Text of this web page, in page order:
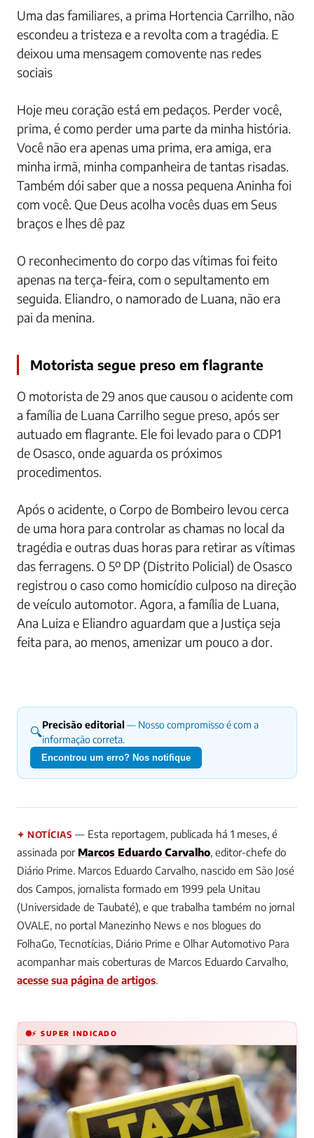
Uma das familiares, a prima Hortencia Carrilho, não
escondeu a tristeza e a revolta com a tragédia. E
deixou uma mensagem comovente nas redes
sociais
Hoje meu coração está em pedaços. Perder você,
prima, é como perder uma parte da minha história.
Você não era apenas uma prima, era amiga, era
minha irmã, minha companheira de tantas risadas.
Também dói saber que a nossa pequena Aninha foi
com você. Que Deus acolha vocês duas em Seus
braços e lhes dê paz
O reconhecimento do corpo das vítimas foi feito
apenas na terça-feira, com o sepultamento em
seguida. Eliandro, o namorado de Luana, não era
pai da menina.
Motorista segue preso em flagrante
O motorista de 29 anos que causou o acidente com
a família de Luana Carrilho segue preso, após ser
autuado em flagrante. Ele foi levado para o CDP1
de Osasco, onde aguarda os próximos
procedimentos.
Após o acidente, o Corpo de Bombeiro levou cerca
de uma hora para controlar as chamas no local da
tragédia e outras duas horas para retirar as vítimas
das ferragens. O 5º DP (Distrito Policial) de Osasco
registrou o caso como homicídio culposo na direção
de veículo automotor. Agora, a família de Luana,
Ana Luiza e Eliandro aguardam que a Justiça seja
feita para, ao menos, amenizar um pouco a dor.
🔍Precisão editorial — Nosso compromisso é com a
informação correta.
Encontrou um erro? Nos notifique
✦ NOTÍCIAS — Esta reportagem, publicada há 1 meses, é
assinada por Marcos Eduardo Carvalho, editor-chefe do
Diário Prime. Marcos Eduardo Carvalho, nascido em São José
dos Campos, jornalista formado em 1999 pela Unitau
(Universidade de Taubaté), e que trabalha também no jornal
OVALE, no portal Manezinho News e nos blogues do
FolhaGo, Tecnotícias, Diário Prime e Olhar Automotivo Para
acompanhar mais coberturas de Marcos Eduardo Carvalho,
acesse sua página de artigos.
⚡ SUPER INDICADO